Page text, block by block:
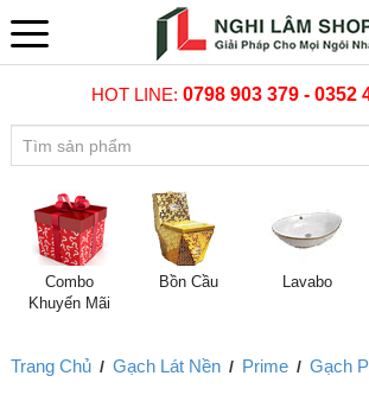
HOT LINE:0798 903 379 - 0352
Combo
Khuyến Mãi
Bồn Cầu Lavabo
Trang Chủ / Gạch Lát Nền / Prime / Gạch